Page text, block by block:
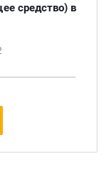
средство) в